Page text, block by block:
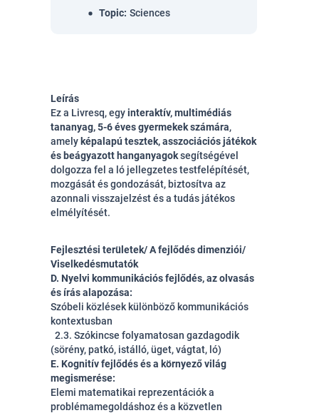
Topic: Sciences
Leírás
Ez a Livresq, egyinteraktív, multimédiás
tananyag, 5-6 éves gyermekek számára,
amely képalapú tesztek, asszociációs játékok
és beágyazott hanganyagoksegítségével
dolgozza fel a ló jellegzetes testfelépítését,
mozgását és gondozását, biztosítva az
azonnali visszajelzést és a tudás játékos
elmélyítését.
Fejlesztési területek/ A fejlődés dimenziói/
Viselkedésmutatók
D. Nyelvi kommunikációs fejlődés, az olvasás
és írás alapozása:
Szóbeli közlések különböző kommunikációs
kontextusban
2.3. Szókincse folyamatosan gazdagodik
(sörény, patkó, istálló, üget, vágtat, ló)
E. Kognitív fejlődés és a környező világ
megismerése:
Elemi matematikai reprezentációk a
problémamegoldáshoz és a közvetlen